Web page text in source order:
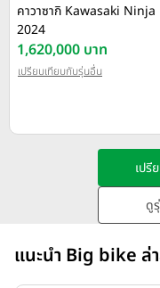
คาวาซากิ Kawasaki Ninja
2024
1,620,000 บาท
เปรียบเทียบกับรุ่นอื่น
เปรี
ดู
แนะนำ Big bike ล่